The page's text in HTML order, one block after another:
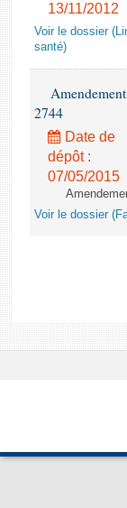
13/11/2012
Voir le dossier
santé)
2744
Date de
dépôt :
07/05/2015
Voir le dossier